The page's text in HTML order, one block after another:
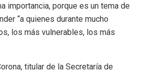
importancia, porque es un tema de
“a quienes durante mucho
los más vulnerables, los más
titular de la Secretaría de